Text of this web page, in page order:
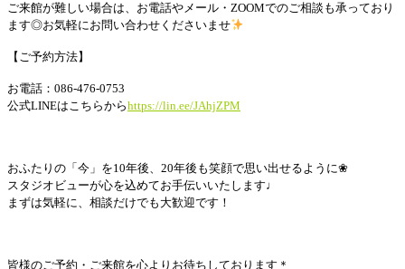
ご来館が難しい場合は、お電話やメール・ZOOMでのご相談も承っており
ます◎お気軽にお問い合わせくださいませ
【ご予約方法】
お電話：086-476-0753
公式LINEはこちらからhttps://lin.ee/JAhjZPM
おふたりの「今」を10年後、20年後も笑顔で思い出せるように❀
スタジオビューが心を込めてお手伝いいたします♩
まずは気軽に、相談だけでも大歓迎です！
皆様のご予約・ご来館を心よりお待ちしております＊